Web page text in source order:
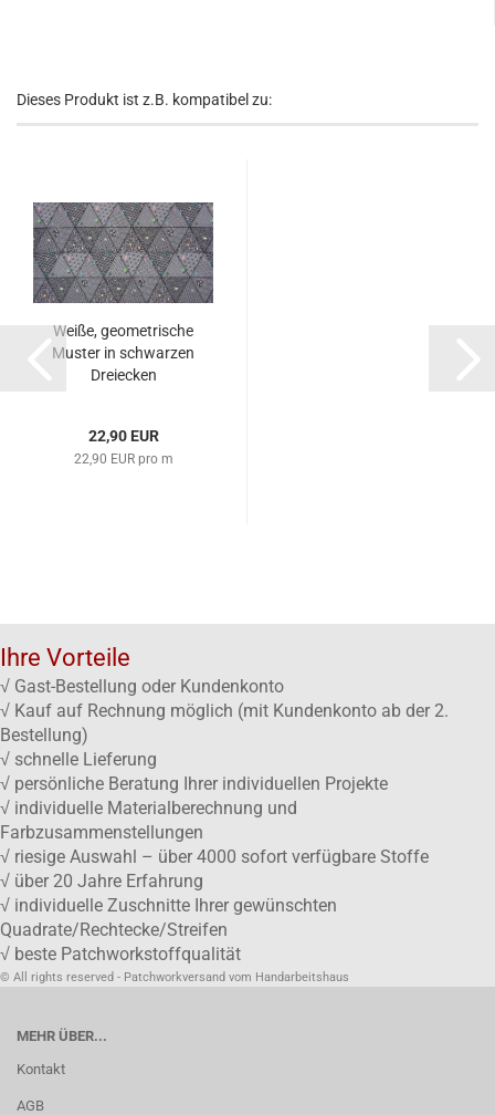
Dieses Produkt ist z.B. kompatibel zu:
Weiße, geometrische
Muster in schwarzen
Dreiecken
22,90 EUR
22,90 EUR pro m
Ihre Vorteile
√ Gast-Bestellung oder Kundenkonto
√ Kauf auf Rechnung möglich (mit Kundenkonto ab der 2.
Bestellung)
√ schnelle Lieferung
√ persönliche Beratung Ihrer individuellen Projekte
√ individuelle Materialberechnung und
Farbzusammenstellungen
√ riesige Auswahl – über 4000 sofort verfügbare Stoffe
√ über 20 Jahre Erfahrung
√ individuelle Zuschnitte Ihrer gewünschten
Quadrate/Rechtecke/Streifen
√ beste Patchworkstoffqualität
© All rights reserved - Patchworkversand vom Handarbeitshaus
MEHR ÜBER...
Kontakt
AGB